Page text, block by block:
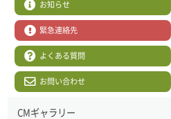
お知らせ
緊急連絡先
よくある質問
お問い合わせ
CMギャラリー